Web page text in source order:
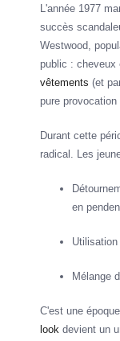
L'année 1977
succès
Westwood,
public : cheveux
vêtements (et
pure
Durant cette
radical. Les
en
Mélange
C'est une
look devient un